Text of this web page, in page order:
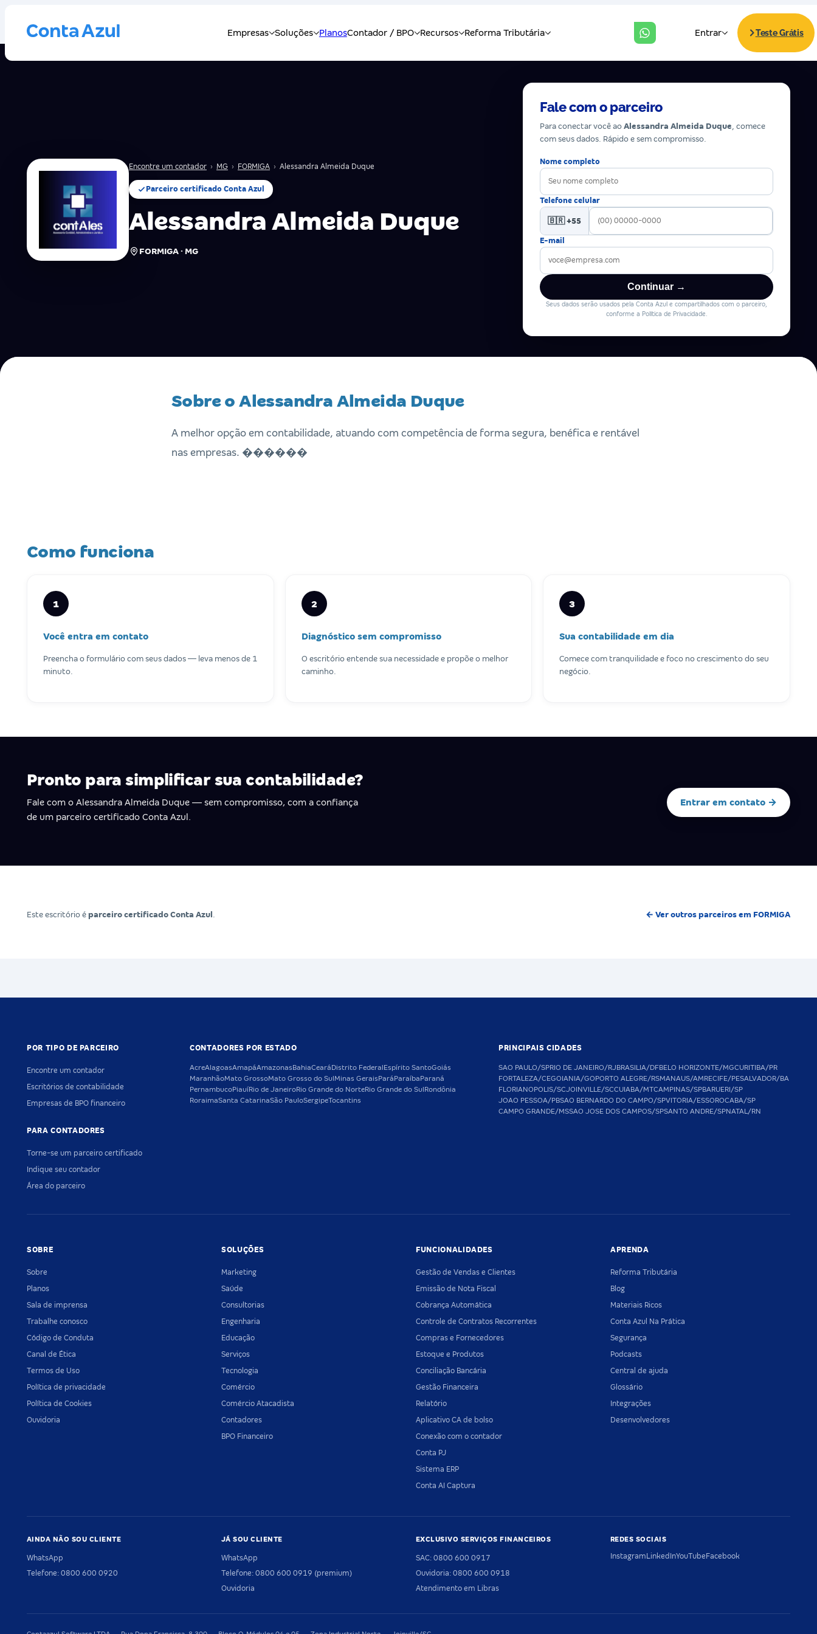
Encontre um contador › MG › FORMIGA › Alessandra Almeida Duque
Parceiro certificado Conta Azul
Alessandra Almeida Duque
FORMIGA · MG
Fale com o parceiro
Para conectar você ao Alessandra Almeida Duque, comece
com seus dados. Rápido e sem compromisso.
Nome completo
Telefone celular
🇧🇷 +55
E-mail
Continuar →
Seus dados serão usados pela Conta Azul e compartilhados com o parceiro,
conforme a Política de Privacidade.
Sobre o Alessandra Almeida Duque
A melhor opção em contabilidade, atuando com competência de forma segura, benéfica e rentável
nas empresas. ������
Como funciona
1
Você entra em contato
Preencha o formulário com seus dados — leva menos de 1
minuto.
2
Diagnóstico sem compromisso
O escritório entende sua necessidade e propõe o melhor
caminho.
3
Sua contabilidade em dia
Comece com tranquilidade e foco no crescimento do seu
negócio.
Pronto para simplificar sua contabilidade?
Fale com o Alessandra Almeida Duque — sem compromisso, com a confiança
de um parceiro certificado Conta Azul.
Entrar em contato →
Este escritório é parceiro certificado Conta Azul . ← Ver outros parceiros em FORMIGA
POR TIPO DE PARCEIRO
Encontre um contador
Escritórios de contabilidade
Empresas de BPO financeiro
PARA CONTADORES
Torne-se um parceiro certificado
Indique seu contador
Área do parceiro
CONTADORES POR ESTADO
AcreAlagoasAmapáAmazonasBahiaCearáDistrito FederalEspírito SantoGoiás
MaranhãoMato GrossoMato Grosso do SulMinas GeraisParáParaíbaParaná
PernambucoPiauíRio de JaneiroRio Grande do NorteRio Grande do SulRondônia
RoraimaSanta CatarinaSão PauloSergipeTocantins
PRINCIPAIS CIDADES
SAO PAULO/SPRIO DE JANEIRO/RJBRASILIA/DFBELO HORIZONTE/MGCURITIBA/PR
FORTALEZA/CEGOIANIA/GOPORTO ALEGRE/RSMANAUS/AMRECIFE/PESALVADOR/BA
FLORIANOPOLIS/SCJOINVILLE/SCCUIABA/MTCAMPINAS/SPBARUERI/SP
JOAO PESSOA/PBSAO BERNARDO DO CAMPO/SPVITORIA/ESSOROCABA/SP
CAMPO GRANDE/MSSAO JOSE DOS CAMPOS/SPSANTO ANDRE/SPNATAL/RN
SOBRE
Sobre
Planos
Sala de imprensa
Trabalhe conosco
Código de Conduta
Canal de Ética
Termos de Uso
Política de privacidade
Política de Cookies
Ouvidoria
SOLUÇÕES
Marketing
Saúde
Consultorias
Engenharia
Educação
Serviços
Tecnologia
Comércio
Comércio Atacadista
Contadores
BPO Financeiro
FUNCIONALIDADES
Gestão de Vendas e Clientes
Emissão de Nota Fiscal
Cobrança Automática
Controle de Contratos Recorrentes
Compras e Fornecedores
Estoque e Produtos
Conciliação Bancária
Gestão Financeira
Relatório
Aplicativo CA de bolso
Conexão com o contador
Conta PJ
Sistema ERP
Conta AI Captura
APRENDA
Reforma Tributária
Blog
Materiais Ricos
Conta Azul Na Prática
Segurança
Podcasts
Central de ajuda
Glossário
Integrações
Desenvolvedores
AINDA NÃO SOU CLIENTE
WhatsApp
Telefone: 0800 600 0920
JÁ SOU CLIENTE
WhatsApp
Telefone: 0800 600 0919 (premium)
Ouvidoria
EXCLUSIVO SERVIÇOS FINANCEIROS
SAC: 0800 600 0917
Ouvidoria: 0800 600 0918
Atendimento em Libras
REDES SOCIAIS
InstagramLinkedInYouTubeFacebook